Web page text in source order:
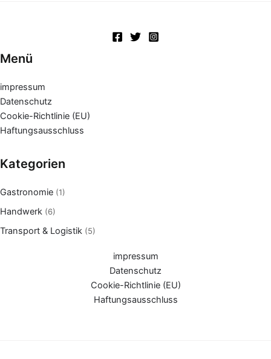
Menü
impressum
Datenschutz
Cookie-Richtlinie (EU)
Haftungsausschluss
Kategorien
Gastronomie (1)
Handwerk (6)
Transport & Logistik (5)
impressum
Datenschutz
Cookie-Richtlinie (EU)
Haftungsausschluss